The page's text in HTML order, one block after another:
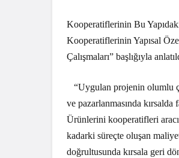
Kooperatiflerinin Bu
Kooperatiflerinin Yapısal
Çalışmaları” başlığıyla
“Uygulan projenin olumlu
ve pazarlanmasında
Ürünlerini kooperatifleri
kadarki süreçte oluşan
doğrultusunda kırsala geri